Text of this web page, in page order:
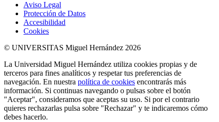
Aviso Legal
Protección de Datos
Accesibilidad
Cookies
© UNIVERSITAS Miguel Hernández 2026
La Universidad Miguel Hernández utiliza cookies propias y de
terceros para fines analíticos y respetar tus preferencias de
navegación. En nuestra política de cookies encontrarás más
información. Si continuas navegando o pulsas sobre el botón
"Aceptar", consideramos que aceptas su uso. Si por el contrario
quieres rechazarlas pulsa sobre "Rechazar" y te indicaremos cómo
debes hacerlo.